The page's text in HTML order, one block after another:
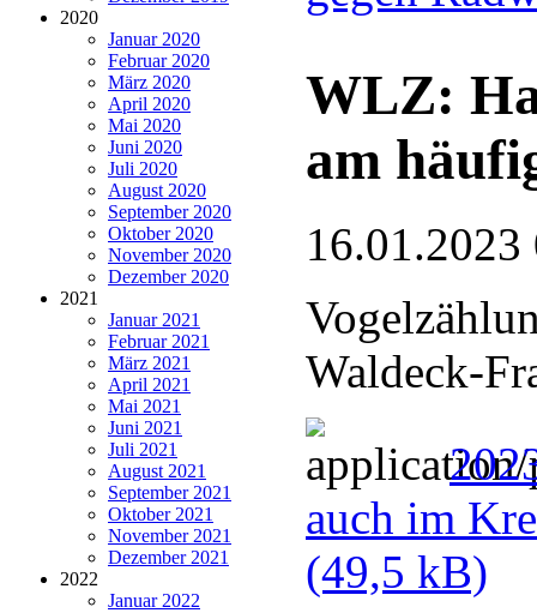
2020
Januar 2020
Februar 2020
März 2020
April 2020
Mai 2020
Juni 2020
Juli 2020
August 2020
September 2020
Oktober 2020
November 2020
Dezember 2020
2021
Januar 2021
Februar 2021
März 2021
April 2021
Mai 2021
Juni 2021
Juli 2021
August 2021
September 2021
Oktober 2021
November 2021
Dezember 2021
2022
Januar 2022
WLZ:
am
16.01.2023
Waldeck-
auch im
(49,5 kB)